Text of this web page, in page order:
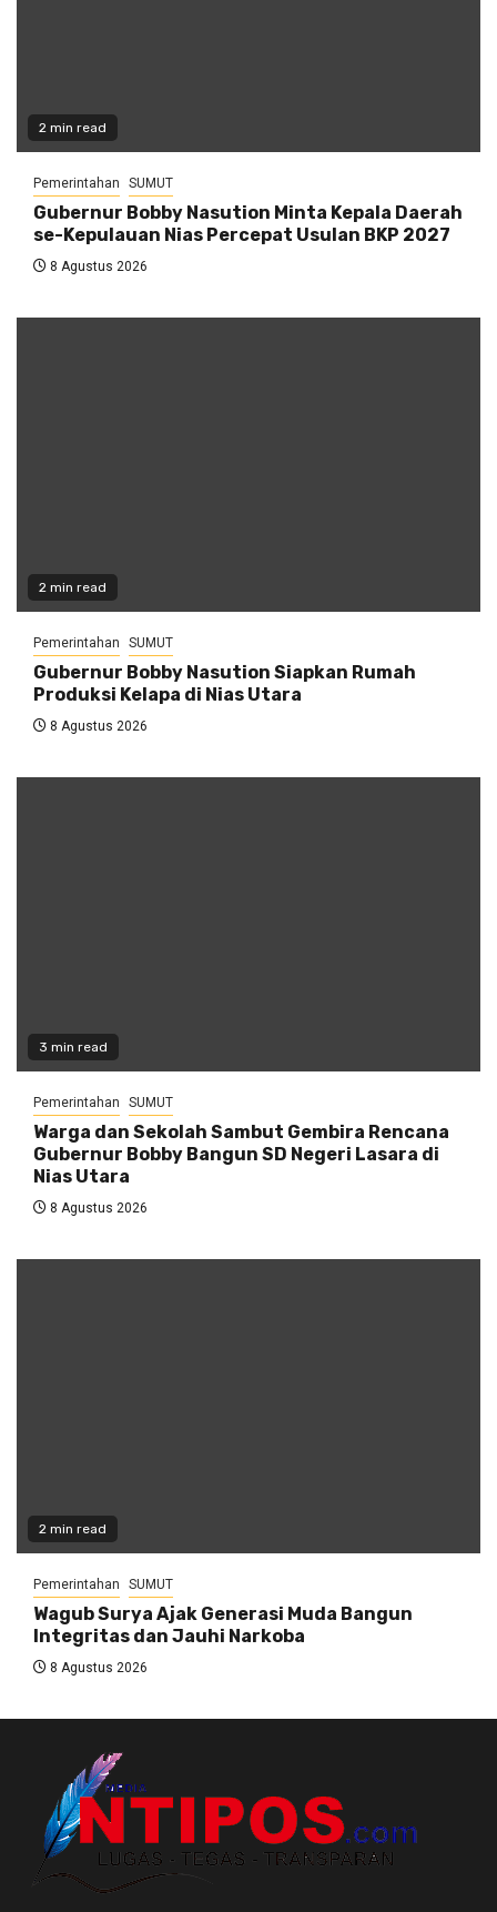
2 min read
Pemerintahan SUMUT
Gubernur Bobby Nasution Minta Kepala Daerah
se-Kepulauan Nias Percepat Usulan BKP 2027
8 Agustus 2026
2 min read
Pemerintahan SUMUT
Gubernur Bobby Nasution Siapkan Rumah
Produksi Kelapa di Nias Utara
8 Agustus 2026
3 min read
Pemerintahan SUMUT
Warga dan Sekolah Sambut Gembira Rencana
Gubernur Bobby Bangun SD Negeri Lasara di
Nias Utara
8 Agustus 2026
2 min read
Pemerintahan SUMUT
Wagub Surya Ajak Generasi Muda Bangun
Integritas dan Jauhi Narkoba
8 Agustus 2026